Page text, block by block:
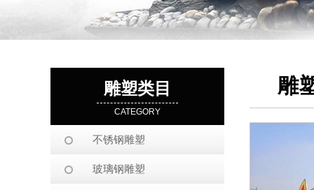
雕塑类目
CATEGORY
不锈钢雕塑
玻璃钢雕塑
雕